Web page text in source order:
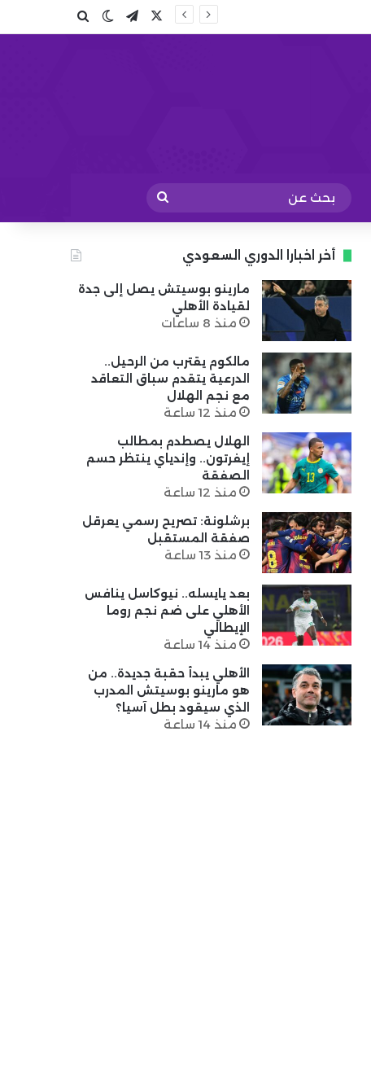
تيلقرامالوضع المظلم
بحث عن
بحث
عن
أخر اخبارا الدوري السعودي
مارينو بوسيتش يصل إلى جدة
لقيادة الأهلي
منذ 8 ساعات
مالكوم يقترب من الرحيل..
الدرعية يتقدم سباق التعاقد
مع نجم الهلال
منذ 12 ساعة
الهلال يصطدم بمطالب
إيفرتون.. وإندياي ينتظر حسم
الصفقة
منذ 12 ساعة
برشلونة: تصريح رسمي يعرقل
صفقة المستقبل
منذ 13 ساعة
بعد يايسله.. نيوكاسل ينافس
الأهلي على ضم نجم روما
الإيطالي
منذ 14 ساعة
الأهلي يبدأ حقبة جديدة.. من
هو مارينو بوسيتش المدرب
الذي سيقود بطل آسيا؟
منذ 14 ساعة